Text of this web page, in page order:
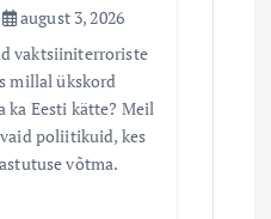
august 3, 2026
vaktsiiniterroriste
millal ükskord
ka Eesti kätte? Meil
poliitikuid, kes
võtma.